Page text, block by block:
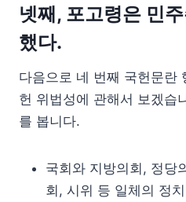
넷째, 포고령은 민
했다.
다음으로 네 번째 국헌문란
헌 위법성에 관해서 보겠습
를 봅니다.
국회와 지방의회, 정당
회, 시위 등 일체의 정